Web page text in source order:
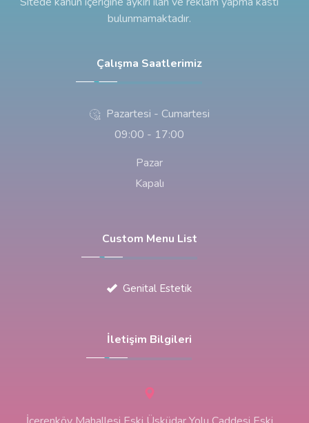
bulunmamaktadır.
Çalışma Saatlerimiz
Pazartesi - Cumartesi
09:00 - 17:00
Pazar
Kapalı
Custom Menu List
Genital Estetik
İletişim Bilgileri